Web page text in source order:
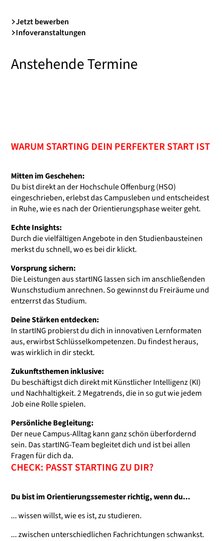
Jetzt bewerben
Infoveranstaltungen
Anstehende Termine
WARUM STARTING DEIN PERFEKTER START IST
Bausteine
Du lernst
Du verbesserst
Mitten im Geschehen:
Du bist direkt an der Hochschule Offenburg (HSO)
eingeschrieben, erlebst das Campusleben und entscheidest
in Ruhe, wie es nach der Orientierungsphase weiter geht.
Echte Insights:
Durch die vielfältigen Angebote in den Studienbausteinen
merkst du schnell, wo es bei dir klickt.
Vorsprung sichern:
Die Leistungen aus startING lassen sich im anschließenden
Wunschstudium anrechnen. So gewinnst du Freiräume und
entzerrst das Studium.
Deine Stärken entdecken:
In startING probierst du dich in innovativen Lernformaten
aus, erwirbst Schlüsselkompetenzen. Du findest heraus,
was wirklich in dir steckt.
Zukunftsthemen inklusive:
Du beschäftigst dich direkt mit Künstlicher Intelligenz (KI)
und Nachhaltigkeit. 2 Megatrends, die in so gut wie jedem
Job eine Rolle spielen.
Persönliche Begleitung:
Der neue Campus-Alltag kann ganz schön überfordernd
sein. Das startING-Team begleitet dich und ist bei allen
Fragen für dich da.
CHECK: PASST STARTING ZU DIR?
Du bist im Orientierungssemester richtig, wenn du...
... wissen willst, wie es ist, zu studieren.
... zwischen unterschiedlichen Fachrichtungen schwankst.